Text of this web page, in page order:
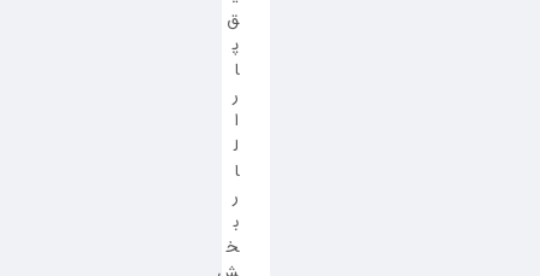
ق
پ
ا
ر
ا
ل
ا
ر
ب
خ